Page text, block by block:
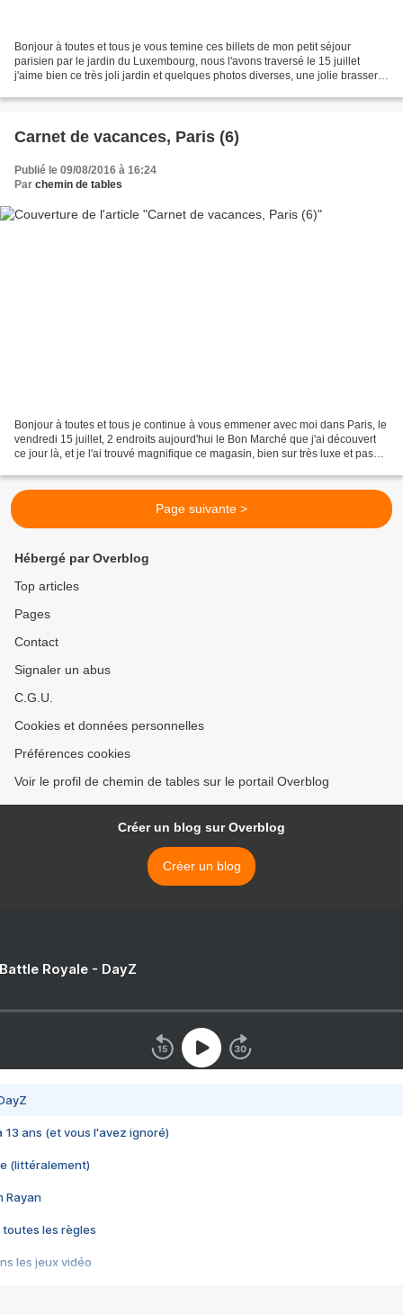
Bonjour à toutes et tous je vous temine ces billets de mon petit séjour
parisien par le jardin du Luxembourg, nous l'avons traversé le 15 juillet
j'aime bien ce très joli jardin et quelques photos diverses, une jolie brasserie
Carnet de vacances, Paris (6)
Publié le 09/08/2016 à 16:24
Par chemin de tables
Bonjour à toutes et tous je continue à vous emmener avec moi dans Paris, le
vendredi 15 juillet, 2 endroits aujourd'hui le Bon Marché que j'ai découvert
ce jour là, et je l'ai trouvé magnifique ce magasin, bien sur très luxe et pas
Page suivante >
Hébergé par Overblog
Top articles
Pages
Contact
Signaler un abus
C.G.U.
Cookies et données personnelles
Préférences cookies
Voir le profil de chemin de tables sur le portail Overblog
Créer un blog sur Overblog
Créer un blog
Royale - DayZ
13 ans (et vous l'avez ignoré)
(littéralement)
Rayan
toutes les règles
les jeux vidéo